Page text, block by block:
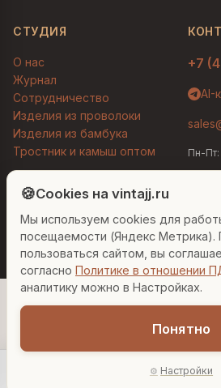
СТУДИЯ
О нас
Журнал
Сотрудничество
Изделия из проволоки
Изделия из бамбука
Тростник и камыш оптом
+7
AI-
Пн-Пт:
© 2026 Vintajj. Все права защищены.
Договор оферты
Политика
Согласие на обработку ПДнНастройки
🍪Cookies на vintajj.ru
Мы используем cookies для
посещаемости (Яндекс Метрика).
пользоваться сайтом, вы
согласно Политике в отношении
аналитику можно в Настройках.
Понятно
Настройки
Людмила
Привет! Я Людмила, ваш
консультант по декору. Чем могу
Вазы для гостиной Подарок до 5000₽